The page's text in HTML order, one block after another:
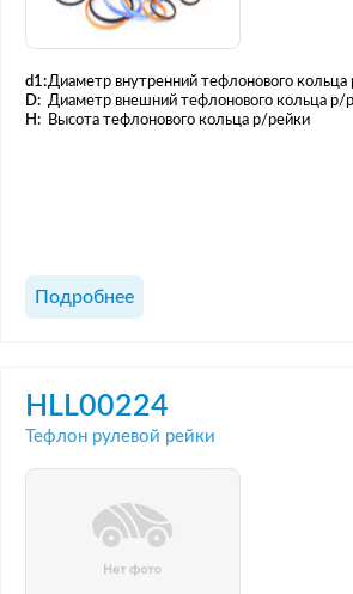
d1:Диаметр внутренний тефлонового кольца
D: Диаметр внешний тефлонового кольца р/
H:
Высота тефлонового кольца р/рейки
Подробнее
HLL00224
Тефлон рулевой рейки